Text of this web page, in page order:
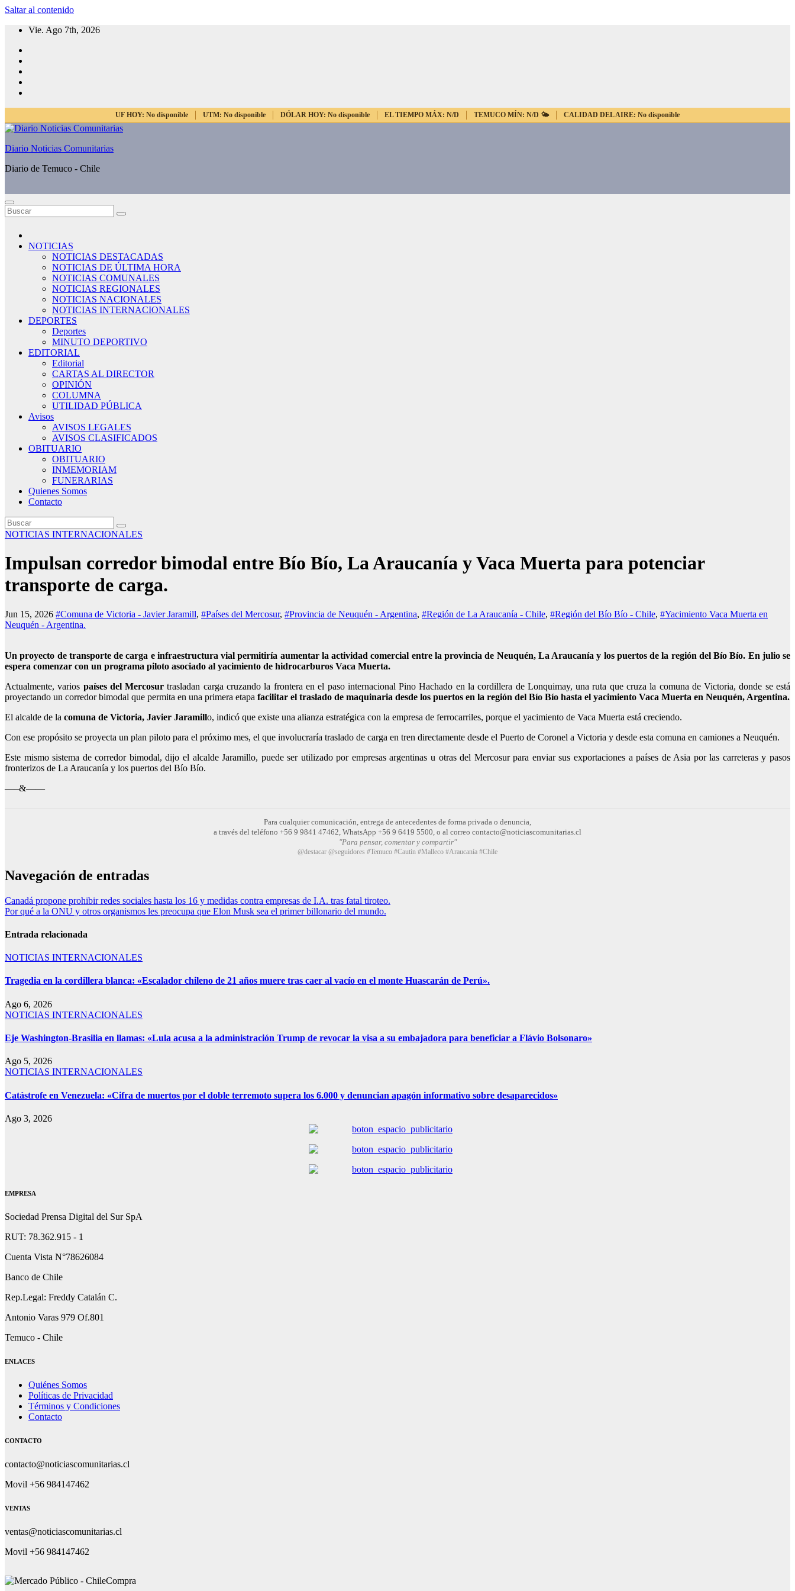
Saltar al contenido
Vie. Ago 7th, 2026
UF HOY: No disponible UTM: No disponible DÓLAR HOY: No disponible EL TIEMPO MÁX: N/D TEMUCO MÍN: N/D 🌤️ CALIDAD DEL AIRE: No disponible
Diario Noticias Comunitarias
Diario de Temuco - Chile
NOTICIAS
NOTICIAS DESTACADAS
NOTICIAS DE ÚLTIMA HORA
NOTICIAS COMUNALES
NOTICIAS REGIONALES
NOTICIAS NACIONALES
NOTICIAS INTERNACIONALES
DEPORTES
Deportes
MINUTO DEPORTIVO
EDITORIAL
Editorial
CARTAS AL DIRECTOR
OPINIÓN
COLUMNA
UTILIDAD PÚBLICA
Avisos
AVISOS LEGALES
AVISOS CLASIFICADOS
OBITUARIO
OBITUARIO
INMEMORIAM
FUNERARIAS
Quienes Somos
Contacto
NOTICIAS INTERNACIONALES
Impulsan corredor bimodal entre Bío Bío, La Araucanía y Vaca Muerta para potenciar
transporte de carga.
Jun 15, 2026 #Comuna de Victoria - Javier Jaramill, #Países del Mercosur, #Provincia de Neuquén - Argentina, #Región de La Araucanía - Chile, #Región del Bío Bío - Chile, #Yacimiento Vaca Muerta en
Neuquén - Argentina.
Un proyecto de transporte de carga e infraestructura vial permitiría aumentar la actividad comercial entre la provincia de Neuquén, La Araucanía y los puertos de la región del Bío Bío. En julio se
espera comenzar con un programa piloto asociado al yacimiento de hidrocarburos Vaca Muerta.
Actualmente, varios países del Mercosur trasladan carga cruzando la frontera en el paso internacional Pino Hachado en la cordillera de Lonquimay, una ruta que cruza la comuna de Victoria, donde se está
proyectando un corredor bimodal que permita en una primera etapa facilitar el traslado de maquinaria desde los puertos en la región del Bío Bío hasta el yacimiento Vaca Muerta en Neuquén, Argentina.
El alcalde de la comuna de Victoria, Javier Jaramillo, indicó que existe una alianza estratégica con la empresa de ferrocarriles, porque el yacimiento de Vaca Muerta está creciendo.
Con ese propósito se proyecta un plan piloto para el próximo mes, el que involucraría traslado de carga en tren directamente desde el Puerto de Coronel a Victoria y desde esta comuna en camiones a Neuquén.
Este mismo sistema de corredor bimodal, dijo el alcalde Jaramillo, puede ser utilizado por empresas argentinas u otras del Mercosur para enviar sus exportaciones a países de Asia por las carreteras y pasos
fronterizos de La Araucanía y los puertos del Bío Bío.
—–&——
Para cualquier comunicación, entrega de antecedentes de forma privada o denuncia,
a través del teléfono +56 9 9841 47462, WhatsApp +56 9 6419 5500, o al correo contacto@noticiascomunitarias.cl
"Para pensar, comentar y compartir"
@destacar @seguidores #Temuco #Cautin #Malleco #Araucanía #Chile
Navegación de entradas
Canadá propone prohibir redes sociales hasta los 16 y medidas contra empresas de I.A. tras fatal tiroteo.
Por qué a la ONU y otros organismos les preocupa que Elon Musk sea el primer billonario del mundo.
Entrada relacionada
NOTICIAS INTERNACIONALES
Tragedia en la cordillera blanca: «Escalador chileno de 21 años muere tras caer al vacío en el monte Huascarán de Perú».
Ago 6, 2026
NOTICIAS INTERNACIONALES
Eje Washington-Brasilia en llamas: «Lula acusa a la administración Trump de revocar la visa a su embajadora para beneficiar a Flávio Bolsonaro»
Ago 5, 2026
NOTICIAS INTERNACIONALES
Catástrofe en Venezuela: «Cifra de muertos por el doble terremoto supera los 6.000 y denuncian apagón informativo sobre desaparecidos»
Ago 3, 2026
EMPRESA
Sociedad Prensa Digital del Sur SpA
RUT: 78.362.915 - 1
Cuenta Vista N°78626084
Banco de Chile
Rep.Legal: Freddy Catalán C.
Antonio Varas 979 Of.801
Temuco - Chile
ENLACES
Quiénes Somos
Políticas de Privacidad
Términos y Condiciones
Contacto
CONTACTO
contacto@noticiascomunitarias.cl
Movil +56 984147462
VENTAS
ventas@noticiascomunitarias.cl
Movil +56 984147462